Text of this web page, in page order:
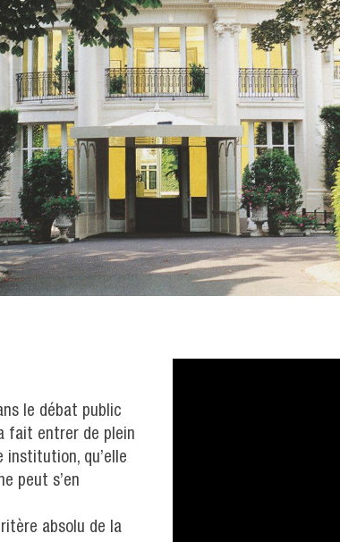
le débat public
fait entrer de plein
institution, qu’elle
peut s’en
absolu de la